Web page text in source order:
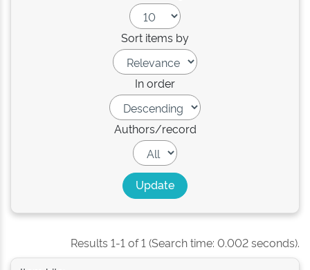
Sort items by
In order
Authors/record
Results 1-1 of 1 (Search time: 0.002 seconds).